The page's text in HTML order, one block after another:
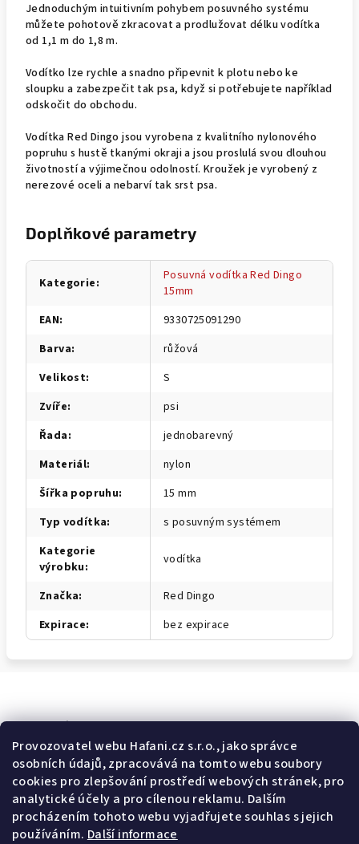
Provozovatel webu Hafani.cz s.r.o., jako správce
osobních údajů, zpracovává na tomto webu soubory
cookies pro zlepšování prostředí webových stránek, pro
analytické účely a pro cílenou reklamu. Dalším
procházením tohoto webu vyjadřujete souhlas s jejich
používáním. Další informace
Jednoduchým intuitivním pohybem posuvného systému
můžete pohotově zkracovat a prodlužovat délku vodítka
od 1,1 m do 1,8 m.
Vodítko lze rychle a snadno připevnit k plotu nebo ke
sloupku a zabezpečit tak psa, když si potřebujete například
odskočit do obchodu.
Vodítka Red Dingo jsou vyrobena z kvalitního nylonového
popruhu s hustě tkanými okraji a jsou proslulá svou dlouhou
životností a výjimečnou odolností. Kroužek je vyrobený z
nerezové oceli a nebarví tak srst psa.
Doplňkové parametry
Kategorie:
Posuvná vodítka Red Dingo
15mm
EAN:
9330725091290
Barva:
růžová
Velikost:
S
Zvíře:
psi
Řada:
jednobarevný
Materiál:
nylon
Šířka popruhu:
15 mm
Typ vodítka:
s posuvným systémem
Kategorie
výrobku: vodítka
Značka:
Red Dingo
Expirace: bez expirace
Odebírat newsletter
E-mail
Potvrzuji souhlas svšeobecnými obchodními podmínkami a
spodmínkami zpracovávání a ochrany osobních údajů .